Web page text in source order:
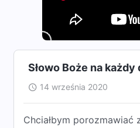
Słowo Boże na
14 września 2020
Chciałbym